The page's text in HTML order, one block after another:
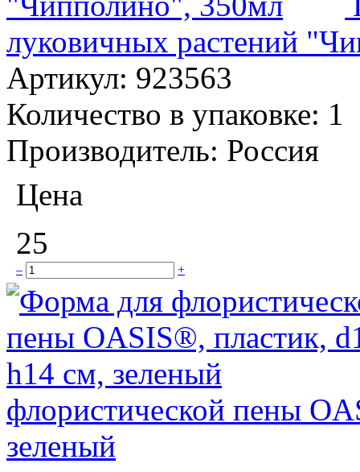
луковичных растений
Артикул: 923563
Количество в упаковке: 1
Производитель: Россия
Цена
25
– +
флористической пены
зеленый